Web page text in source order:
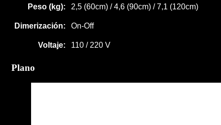
Peso (kg): 2,5 (60cm) / 4,6 (90cm) / 7,1 (120cm)
Dimerización: On-Off
Voltaje: 110 / 220 V
Plano